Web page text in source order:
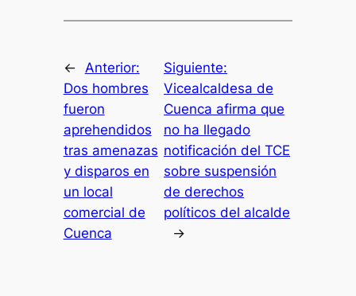
← Anterior:
Dos hombres
fueron
aprehendidos
tras amenazas
y disparos en
un local
comercial de
Cuenca
Siguiente:
Vicealcaldesa de
Cuenca afirma que
no ha llegado
notificación del TCE
sobre suspensión
de derechos
políticos del alcalde
→